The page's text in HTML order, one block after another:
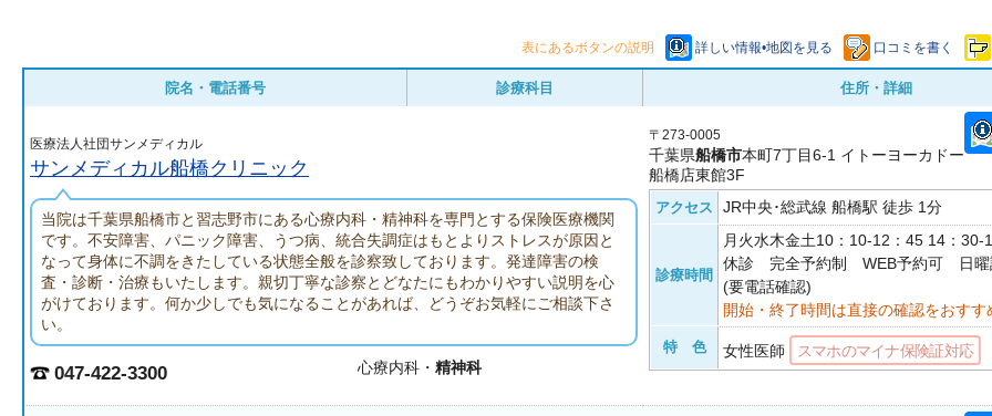
表にあるボタンの説明 詳しい情報•地図を見る 口コミを書く
院名・電話番号 診療科目 住所・詳細
医療法人社団サンメディカル
サンメディカル船橋クリニック
当院は千葉県船橋市と習志野市にある心療内科・精神科を専門とする保険医療機関
です。不安障害、パニック障害、うつ病、統合失調症はもとよりストレスが原因と
なって身体に不調をきたしている状態全般を診察致しております。発達障害の検
査・診断・治療もいたします。親切丁寧な診察とどなたにもわかりやすい説明を心
がけております。何か少しでも気になることがあれば、どうぞお気軽にご相談下さ
い。
047-422-3300 心療内科・精神科
〒273-0005
千葉県船橋市本町7丁目6-1 イトーヨーカドー
船橋店東館3F
アクセス JR中央･総武線 船橋駅 徒歩 1分
診療時間
月火水木金土10：10-12：45 14：
休診 完全予約制 WEB予約可 日曜
(要電話確認)
開始・終了時間は直接の確認をおすす
特 色 女性医師 スマホのマイナ保険証対応